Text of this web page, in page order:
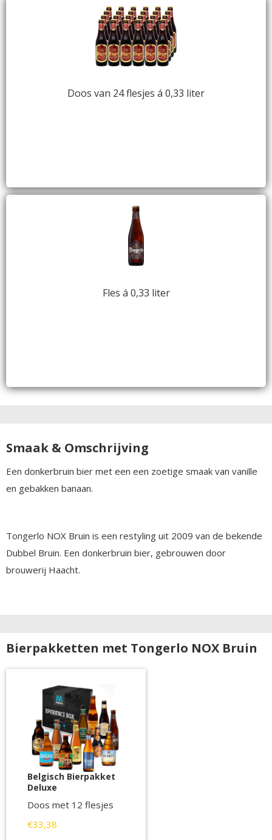
Doos van 24 flesjes á 0,33 liter
Fles á 0,33 liter
Smaak & Omschrijving
Een donkerbruin bier met een een zoetige smaak van vanille
en gebakken banaan.
Tongerlo NOX Bruin is een restyling uit 2009 van de bekende
Dubbel Bruin. Een donkerbruin bier, gebrouwen door
brouwerij Haacht.
Bierpakketten met Tongerlo NOX Bruin
Belgisch Bierpakket
Deluxe
Doos met 12 flesjes
€33,38